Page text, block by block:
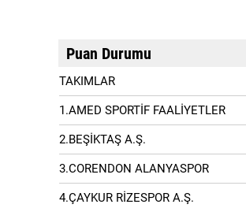
Puan Durumu
TAKIMLAR
1.AMED SPORTİF FAALİYETLER
2.BEŞİKTAŞ A.Ş.
3.CORENDON ALANYASPOR
4.ÇAYKUR RİZESPOR A.Ş.